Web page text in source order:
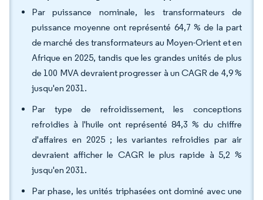
Par puissance nominale, les transformateurs de
puissance moyenne ont représenté 64,7 % de la part
de marché des transformateurs au Moyen-Orient et en
Afrique en 2025, tandis que les grandes unités de plus
de 100 MVA devraient progresser à un CAGR de 4,9 %
jusqu'en 2031.
Par type de refroidissement, les conceptions
refroidies à l'huile ont représenté 84,3 % du chiffre
d'affaires en 2025 ; les variantes refroidies par air
devraient afficher le CAGR le plus rapide à 5,2 %
jusqu'en 2031.
Par phase, les unités triphasées ont dominé avec une